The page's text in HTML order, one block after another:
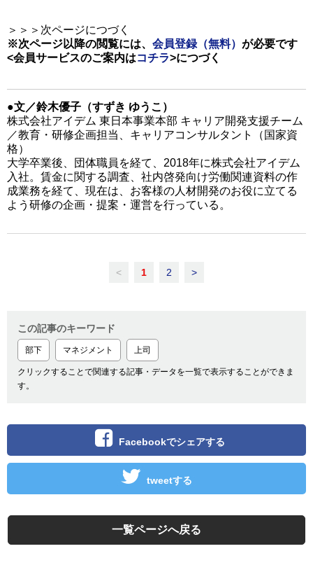
＞＞＞次ページにつづく
※次ページ以降の閲覧には、 会員登録（無料） が必要です
<会員サービスのご案内はコチラ>につづく
●文／鈴木優子（すずき ゆうこ）
株式会社アイデム 東日本事業本部 キャリア開発支援チーム
／教育・研修企画担当、キャリアコンサルタント（国家資
格）
大学卒業後、団体職員を経て、2018年に株式会社アイデム
入社。賃金に関する調査、社内啓発向け労働関連資料の作
成業務を経て、現在は、お客様の人材開発のお役に立てる
よう研修の企画・提案・運営を行っている。
< 1 2 >
この記事のキーワード
部下 マネジメント 上司
クリックすることで関連する記事・データを一覧で表示することができま
す。
Facebookでシェアする
tweetする
一覧ページへ戻る